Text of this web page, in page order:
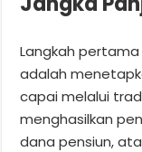
Langkah
adalah
capai melalui
menghasilkan
dana pensiun,